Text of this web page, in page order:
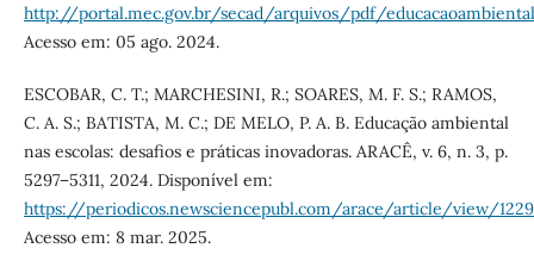
http://portal.mec.gov.br/secad/arquivos/pdf/
Acesso em: 05 ago. 2024.
ESCOBAR, C. T.; MARCHESINI, R.; SOARES, M. F. S.; RAMOS,
C. A. S.; BATISTA, M. C.; DE MELO, P. A. B. Educação ambiental
nas escolas: desafios e práticas inovadoras. ARACÊ, v. 6, n. 3, p.
5297–5311, 2024. Disponível em:
https://periodicos.newsciencepubl.com/arace/article/view/1229
Acesso em: 8 mar. 2025.